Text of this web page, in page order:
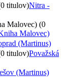
titulov)Nitra -
Malovec) (0
Malovec)
(Martinus)
titulov)Považská
(Martinus)